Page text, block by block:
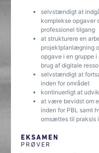
selvstændigt at
komplekse opgaver
professionel tilgang
at strukturere en
projektplanlægning
opgave i en gruppe
brug af digitale
selvstændigt at
inden for området
kontinuerligt at
at være bevidst om
inden for PBL samt
omsættes til praksis
EKSAMEN
PRØVER